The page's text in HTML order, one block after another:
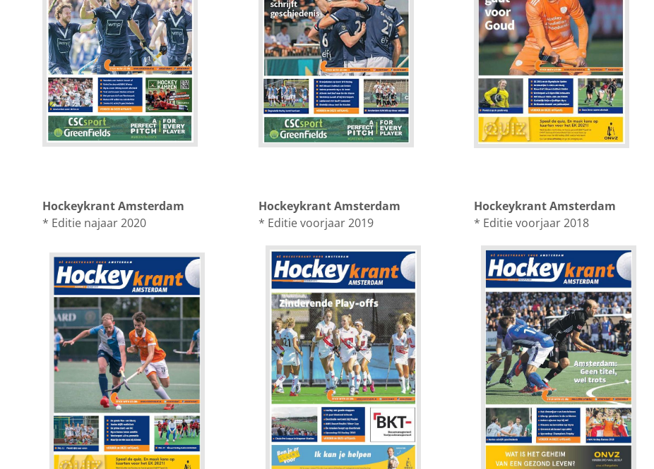
Hockeykrant Amsterdam
* Editie najaar 2020
Hockeykrant Amsterdam
* Editie voorjaar 2019
Hockeykrant Amsterdam
* Editie voorjaar 2018